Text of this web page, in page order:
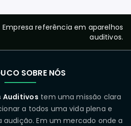
Empresa referência em aparelhos
auditivos.
SOBRE NÓS
Auditivos tem uma missão clara
a todos uma vida plena e
Em um mercado onde a